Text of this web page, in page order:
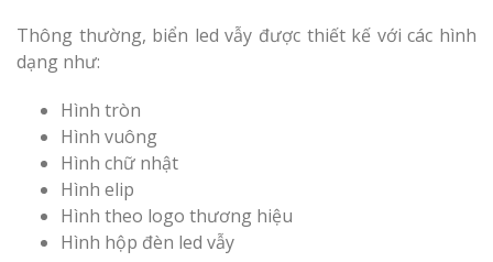
Thông thường, biển led vẫy được thiết kế với các hình
dạng như:
Hình tròn
Hình vuông
Hình chữ nhật
Hình elip
Hình theo logo thương hiệu
Hình hộp đèn led vẫy